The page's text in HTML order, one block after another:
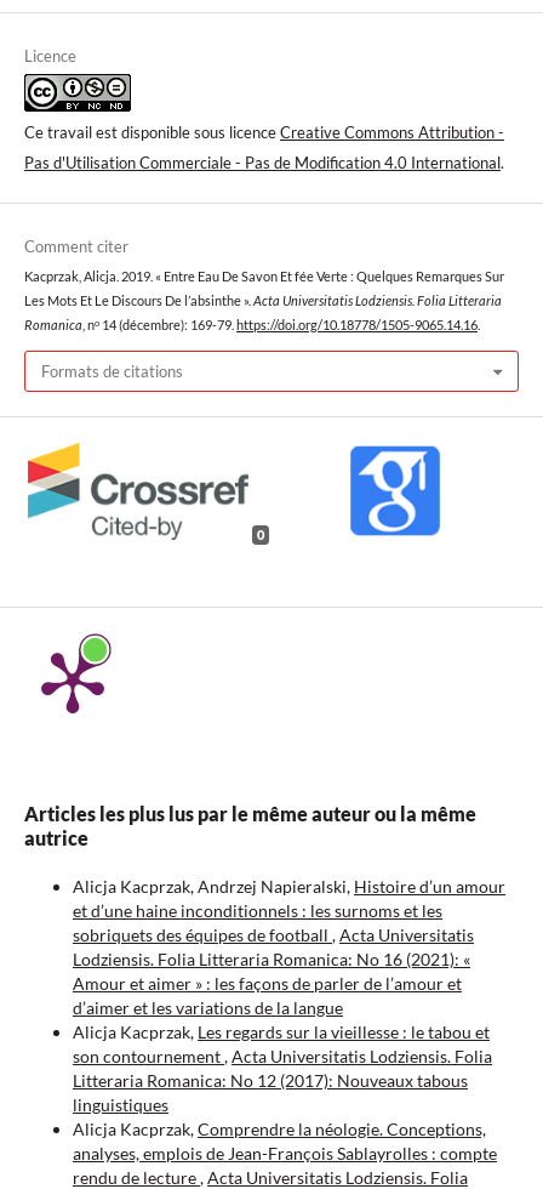
Licence
Ce travail est disponible sous licenceCreative Commons Attribution -
Pas d'Utilisation Commerciale - Pas de Modification 4.0 International.
Comment citer
Kacprzak, Alicja. 2019. « Entre Eau De Savon Et fée Verte : Quelques Remarques Sur
Les Mots Et Le Discours De l’absinthe ». Acta Universitatis Lodziensis. Folia Litteraria
Romanica , nᵒ 14 (décembre): 169-79. https://doi.org/10.18778/1505-9065.14.16
Formats de citations
0
Articles les plus lus par le même auteur ou la même
autrice
Alicja Kacprzak, Andrzej Napieralski, Histoire d’un amour
et d’une haine inconditionnels : les surnoms et les
sobriquets des équipes de football ,Acta Universitatis
Lodziensis. Folia Litteraria Romanica: No 16 (2021): «
Amour et aimer » : les façons de parler de l’amour et
d’aimer et les variations de la langue
Alicja Kacprzak, Les regards sur la vieillesse : le tabou et
son contournement,Acta Universitatis Lodziensis. Folia
Litteraria Romanica: No 12 (2017): Nouveaux tabous
linguistiques
Alicja Kacprzak,Comprendre la néologie. Conceptions,
analyses, emplois de Jean-François Sablayrolles : compte
rendu de lecture,Acta Universitatis Lodziensis. Folia